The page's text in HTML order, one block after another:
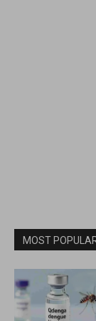
MOST